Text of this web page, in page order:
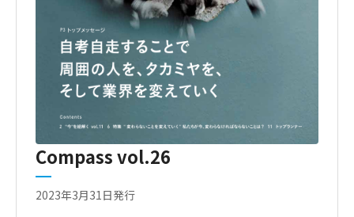
Compass vol.26
2023年3月31日発行